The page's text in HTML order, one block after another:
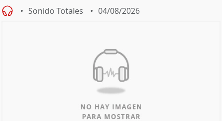
Sonido Totales 04/08/2026